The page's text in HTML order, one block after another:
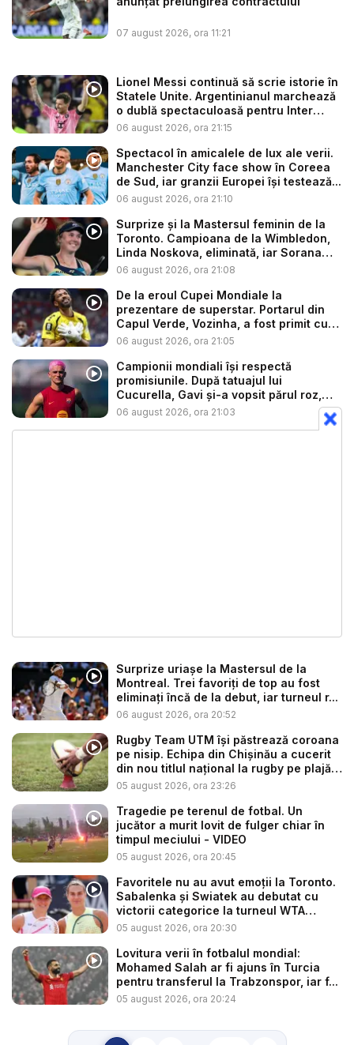
07 august 2026, ora 11:21
Lionel Messi continuă să scrie istorie în
Statele Unite. Argentinianul marchează
o dublă spectaculoasă pentru Inter
Mia...
06 august 2026, ora 21:15
Spectacol în amicalele de lux ale verii.
Manchester City face show în Coreea
de Sud, iar granzii Europei își testează...
06 august 2026, ora 21:10
Surprize și la Mastersul feminin de la
Toronto. Campioana de la Wimbledon,
Linda Noskova, eliminată, iar Sorana
C...
06 august 2026, ora 21:08
De la eroul Cupei Mondiale la
prezentare de superstar. Portarul din
Capul Verde, Vozinha, a fost primit cu
f...
06 august 2026, ora 21:05
Campionii mondiali își respectă
promisiunile. După tatuajul lui
Cucurella, Gavi și-a vopsit părul roz,
aș...
06 august 2026, ora 21:03
Surprize uriașe la Mastersul de la
Montreal. Trei favoriți de top au fost
eliminați încă de la debut, iar turneul r...
06 august 2026, ora 20:52
Rugby Team UTM își păstrează coroana
pe nisip. Echipa din Chișinău a cucerit
din nou titlul național la rugby pe plajă
...
05 august 2026, ora 23:26
Tragedie pe terenul de fotbal. Un
jucător a murit lovit de fulger chiar în
timpul meciului - VIDEO
05 august 2026, ora 20:45
Favoritele nu au avut emoții la Toronto.
Sabalenka și Swiatek au debutat cu
victorii categorice la turneul WTA
1000...
05 august 2026, ora 20:30
Lovitura verii în fotbalul mondial:
Mohamed Salah ar fi ajuns în Turcia
pentru transferul la Trabzonspor, iar f...
05 august 2026, ora 20:24